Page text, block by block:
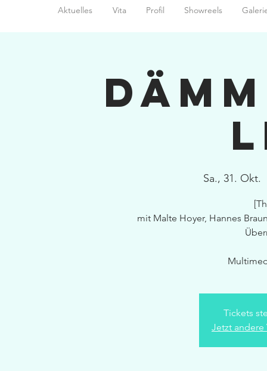
Aktuelles Vita Profil Showreels
Sa., 31. Okt.
mit Malte Hoyer, Hannes
Tickets
Jetzt andere